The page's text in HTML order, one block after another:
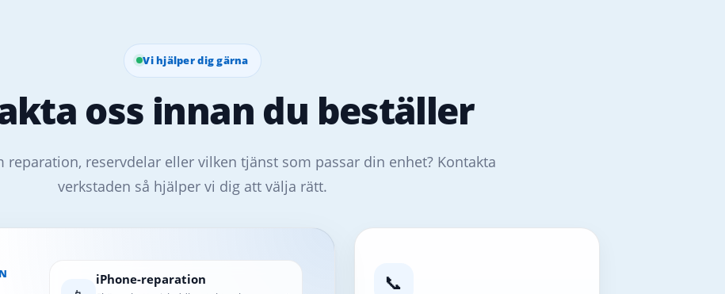
Vi hjälper dig gärna
oss innan du beställer
reparation, reservdelar eller vilken tjänst som passar din enhet? Kontakta
verkstaden så hjälper vi dig att välja rätt.
iPhone-reparation 📞